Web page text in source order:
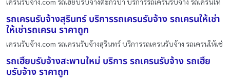
รถเครนรับจ้างสุรินทร์ บริการรถเครนรับจ้าง รถเครนให้เช่า
ให้เช่ารถเครน ราคาถูก
เครนรับจ้าง.com รถเครนรับจ้างสุรินทร์ บริการรถเครนรับจ้าง รถเครนให้เช่
รถเฮี๊ยบรับจ้างสะพานใหม่ บริการ รถเครนรับจ้าง รถเฮี๊ย
บรับจ้าง ราคาถูก